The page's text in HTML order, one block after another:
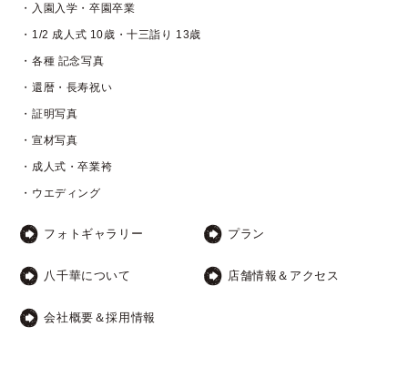
・入園入学・卒園卒業
・1/2 成人式 10歳・十三詣り 13歳
・各種 記念写真
・還暦・長寿祝い
・証明写真
・宣材写真
・成人式・卒業袴
・ウエディング
フォトギャラリー プラン
八千華について 店舗情報＆アクセス
会社概要＆採用情報